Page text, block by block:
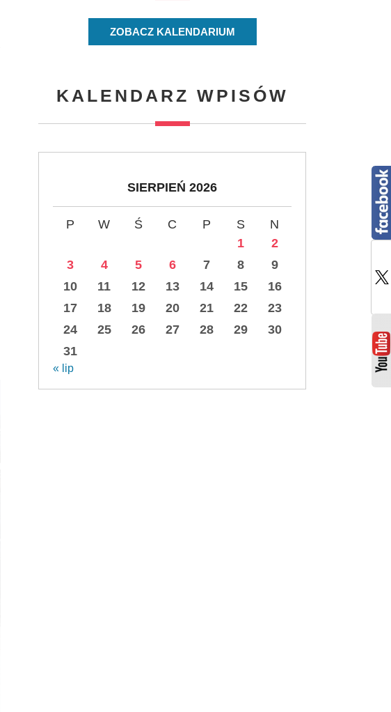
ZOBACZ KALENDARIUM
KALENDARZ WPISÓW
SIERPIEŃ 2026
P W Ś C P S
N
1
2
3
4 5 6 7 8
9
10
11 12 13 14 15
16
17
18 19 20 21 22
23
24
25 26 27 28 29
30
31
« lip